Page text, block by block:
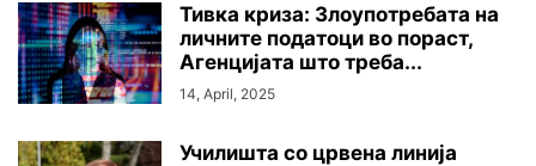
Тивка криза: Злоупотребата на
личните податоци во пораст,
Агенцијата што треба...
14, April, 2025
Училишта со црвена линија